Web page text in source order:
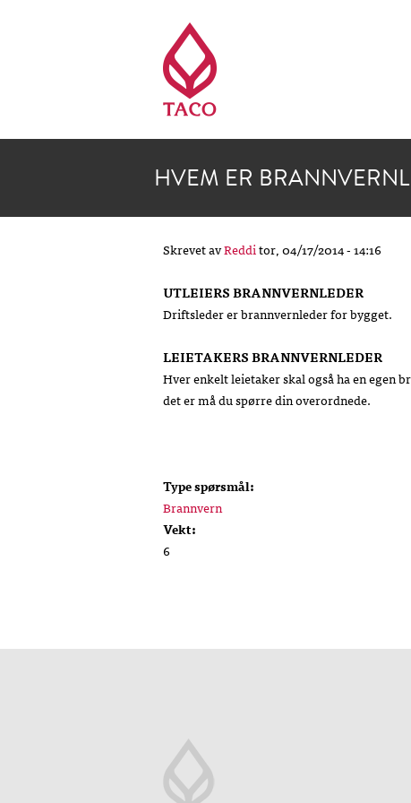
HVEM ER
Skrevet avRedditor, 04/17/2014 - 14:16
UTLEIERS BRANNVERNLEDER
Driftsleder er brannvernleder for bygget.
LEIETAKERS BRANNVERNLEDER
Hver enkelt leietaker skal også ha en egen
det er må du spørre din overordnede.
Type spørsmål:
Brannvern
Vekt:
6